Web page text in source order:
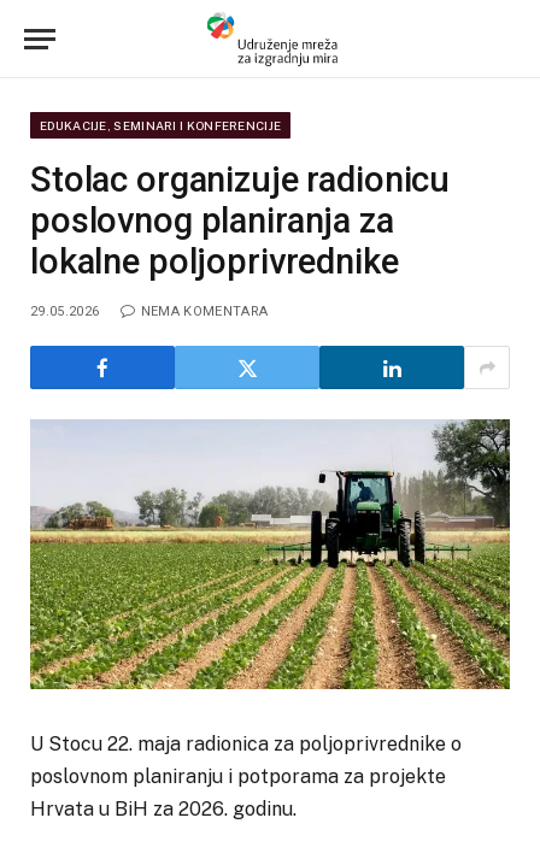
EDUKACIJE, SEMINARI I KONFERENCIJE
Stolac organizuje radionicu
poslovnog planiranja za
lokalne poljoprivrednike
29.05.2026 NEMA KOMENTARA
U Stocu 22. maja radionica za poljoprivrednike o
poslovnom planiranju i potporama za projekte
Hrvata u BiH za 2026. godinu.